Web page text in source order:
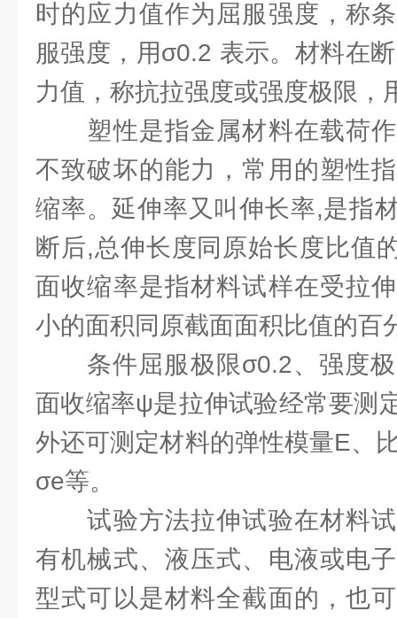
时的应力值作为屈服强度，称
服强度，用σ0.2 表示。材料在
力值，称抗拉强度或强度极限，
塑性是指金属材料在载荷作
不致破坏的能力，常用的塑性
缩率。延伸率又叫伸长率,是指
断后,总伸长度同原始长度比值
面收缩率是指材料试样在受拉
小的面积同原截面面积比值的百
条件屈服极限σ0.2、强度极
面收缩率ψ是拉伸试验经常要测
外还可测定材料的弹性模量E、
σe等。
试验方法拉伸试验在材料试
有机械式、液压式、电液或电
型式可以是材料全截面的，也